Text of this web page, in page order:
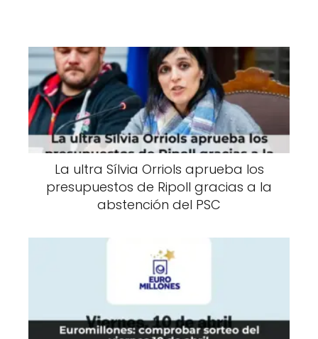
La ultra Sílvia Orriols aprueba los
presupuestos de Ripoll gracias a la
abstención del PSC